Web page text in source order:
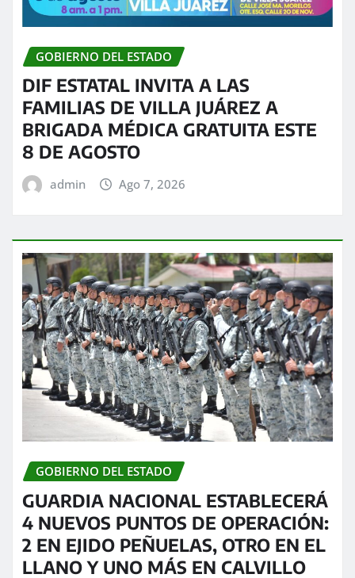
GOBIERNO DEL ESTADO
DIF ESTATAL INVITA A LAS
FAMILIAS DE VILLA JUÁREZ A
BRIGADA MÉDICA GRATUITA ESTE
8 DE AGOSTO
admin Ago 7, 2026
GOBIERNO DEL ESTADO
GUARDIA NACIONAL ESTABLECERÁ
4 NUEVOS PUNTOS DE OPERACIÓN:
2 EN EJIDO PEÑUELAS, OTRO EN EL
LLANO Y UNO MÁS EN CALVILLO